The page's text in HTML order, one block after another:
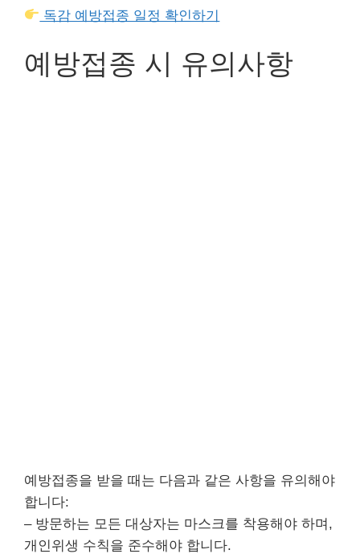
독감 예방접종 일정 확인하기
예방접종 시 유의사항
예방접종을 받을 때는 다음과 같은 사항을 유의해야
합니다:
– 방문하는 모든 대상자는 마스크를 착용해야 하며,
개인위생 수칙을 준수해야 합니다.